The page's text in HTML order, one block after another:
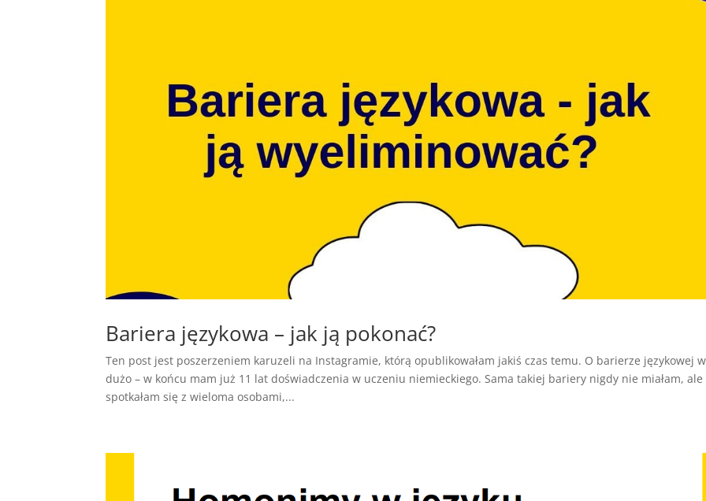
Bariera językowa – jak ją pokonać?
Ten post jest poszerzeniem karuzeli na Instagramie, którą opublikowałam jakiś czas temu. O barierze językowej
dużo – w końcu mam już 11 lat doświadczenia w uczeniu niemieckiego. Sama takiej bariery nigdy nie miałam, ale
spotkałam się z wieloma osobami,...